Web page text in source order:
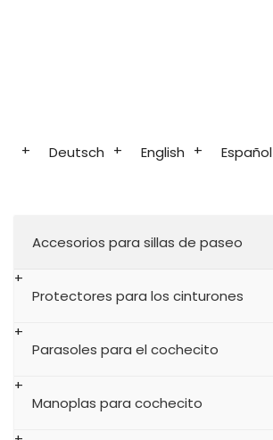
Deutsch English Español
Accesorios para sillas de paseo
Protectores para los cinturones
Parasoles para el cochecito
Manoplas para cochecito